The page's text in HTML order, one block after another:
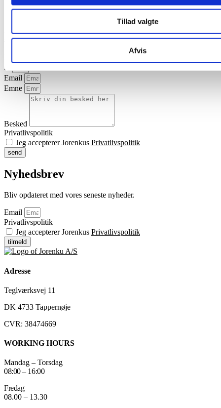
Tillad valgte
Afvis
®
Kontakt os
tlf
Email
Emne
Besked
Privatlivspolitik
Jeg accepterer Jorenkus Privatlivspolitik
send
Nyhedsbrev
Bliv opdateret med vores seneste nyheder.
Email
Privatlivspolitik
Jeg accepterer Jorenkus Privatlivspolitik
tilmeld
Adresse
Teglværksvej 11
DK 4733 Tappernøje
CVR: 38474669
WORKING HOURS
Mandag – Torsdag
08:00 – 16:00
Fredag
08.00 – 13.30